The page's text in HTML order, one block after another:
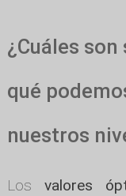
¿Cuáles
qué
nuestros
Los valores